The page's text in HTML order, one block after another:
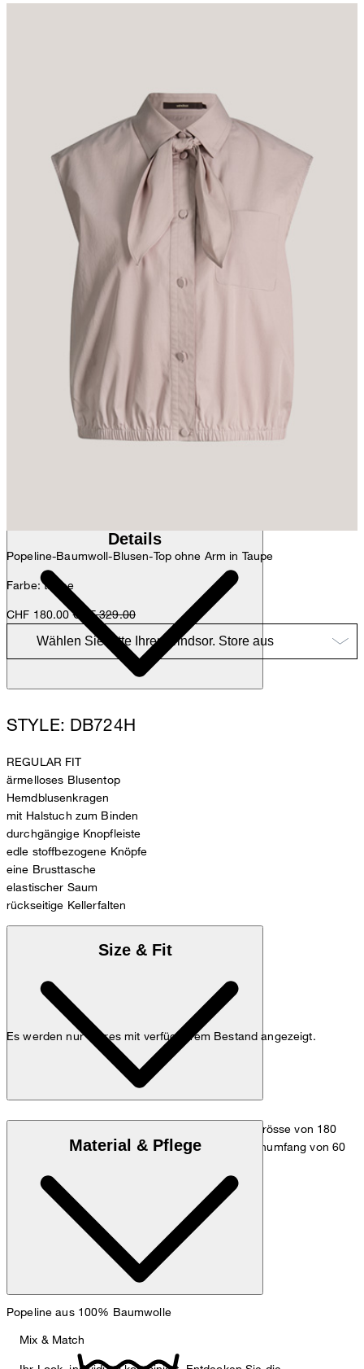
Popeline-Baumwoll-Blusen-Top ohne Arm in Taupe
Farbe: taupe
CHF 180.00 CHF 329.00
Es werden nur Stores mit verfügbarem Bestand angezeigt.
rückseitige Kellerfalten und eine Brusttasche. Der elastische
Saumabschluss rundet die feminine Optik stimmig ab.
Details
STYLE: DB724H
REGULAR FIT
ärmelloses Blusentop
Hemdblusenkragen
mit Halstuch zum Binden
durchgängige Knopfleiste
edle stoffbezogene Knöpfe
eine Brusttasche
elastischer Saum
rückseitige Kellerfalten
Size & Fit
Das Model trägt die Grösse 36 bei einer Körpergrösse von 180
cm, einem Brustumfang von 83 cm, einem Taillenumfang von 60
Maßtabelle
Material & Pflege
Popeline aus 100% Baumwolle
Mix & Match